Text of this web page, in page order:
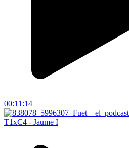
00:11:14
T1xC4 - Jaume I